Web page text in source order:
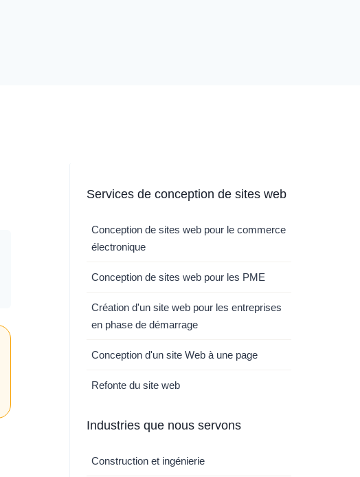
Services de conception de sites web
Conception de sites web pour le commerce
électronique
Conception de sites web pour les PME
Création d'un site web pour les entreprises
en phase de démarrage
Conception d'un site Web à une page
Refonte du site web
Industries que nous servons
Construction et ingénierie